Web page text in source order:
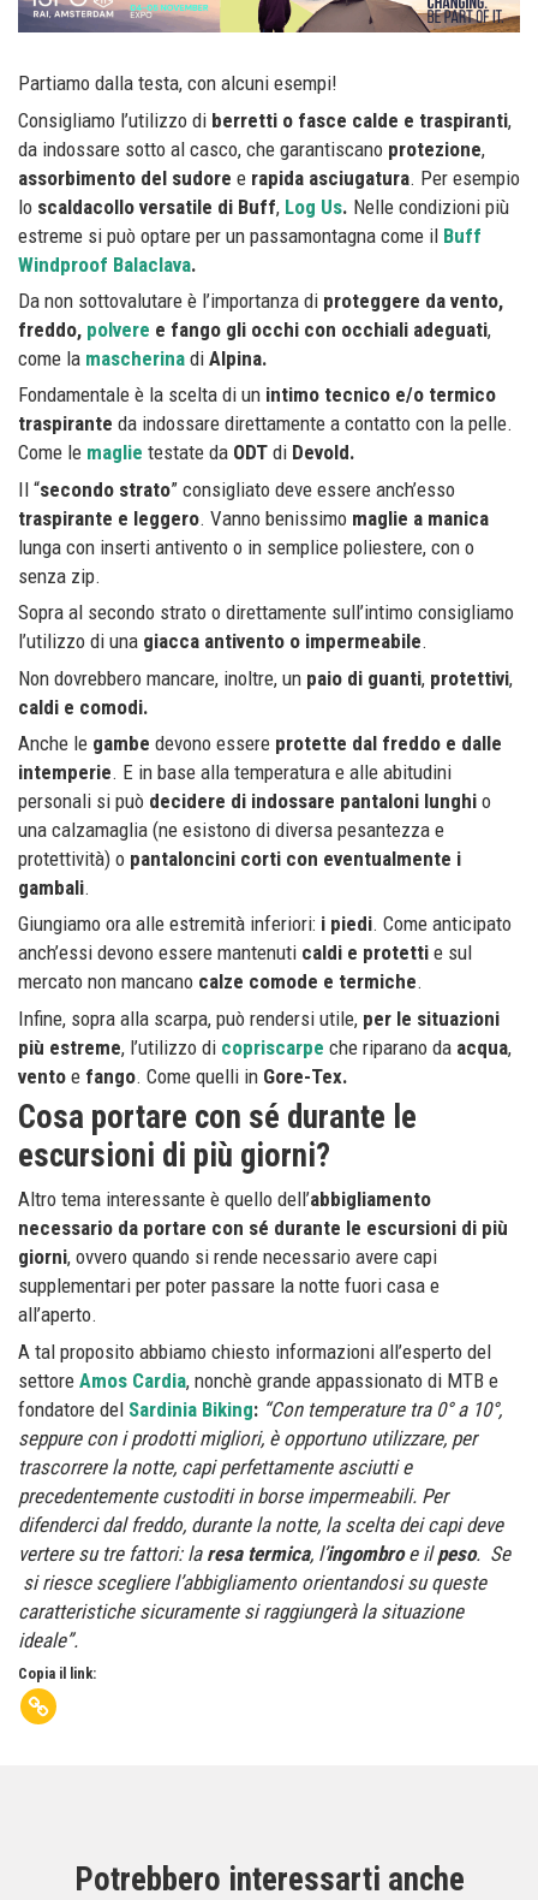
Partiamo dalla testa, con alcuni esempi!
Consigliamo l’utilizzo di berretti o fasce calde e traspiranti,
da indossare sotto al casco, che garantiscano protezione,
assorbimento del sudore e rapida asciugatura. Per esempio
lo scaldacollo versatile di Buff, Log Us. Nelle condizioni più
estreme si può optare per un passamontagna come il Buff
Windproof Balaclava.
Da non sottovalutare è l’importanza di proteggere da vento,
freddo, polvere e fango gli occhi con occhiali adeguati,
come la mascherina di Alpina.
Fondamentale è la scelta di un intimo tecnico e/o termico
traspirante da indossare direttamente a contatto con la pelle.
Come le maglie testate da ODT di Devold.
Il “secondo strato” consigliato deve essere anch’esso
traspirante e leggero. Vanno benissimo maglie a manica
lunga con inserti antivento o in semplice poliestere, con o
senza zip.
Sopra al secondo strato o direttamente sull’intimo consigliamo
l’utilizzo di una giacca antivento o impermeabile.
Non dovrebbero mancare, inoltre, un paio di guanti, protettivi,
caldi e comodi.
Anche le gambe devono essere protette dal freddo e dalle
intemperie. E in base alla temperatura e alle abitudini
personali si può decidere di indossare pantaloni lunghi o
una calzamaglia (ne esistono di diversa pesantezza e
protettività) o pantaloncini corti con eventualmente i
gambali.
Giungiamo ora alle estremità inferiori: i piedi. Come anticipato
anch’essi devono essere mantenuti caldi e protetti e sul
mercato non mancano calze comode e termiche.
Infine, sopra alla scarpa, può rendersi utile, per le situazioni
più estreme, l’utilizzo di copriscarpe che riparano da acqua,
vento e fango. Come quelli in Gore-Tex.
Cosa portare con sé durante le
escursioni di più giorni?
Altro tema interessante è quello dell’abbigliamento
necessario da portare con sé durante le escursioni di più
giorni, ovvero quando si rende necessario avere capi
supplementari per poter passare la notte fuori casa e
all’aperto.
A tal proposito abbiamo chiesto informazioni all’esperto del
settore Amos Cardia, nonchè grande appassionato di MTB e
fondatore del Sardinia Biking: “Con temperature tra 0° a 10°,
seppure con i prodotti migliori, è opportuno utilizzare, per
trascorrere la notte, capi perfettamente asciutti e
precedentemente custoditi in borse impermeabili. Per
difenderci dal freddo, durante la notte, la scelta dei capi deve
vertere su tre fattori: la resa termica, l’ingombroe ilpeso. Se
si riesce scegliere l’abbigliamento orientandosi su queste
caratteristiche sicuramente si raggiungerà la situazione
ideale”.
Copia il link:
Potrebbero interessarti anche